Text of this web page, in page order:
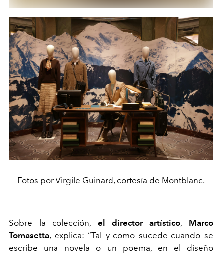
Fotos por Virgile Guinard, cortesía de Montblanc.
Sobre la colección, el director artístico, Marco
Tomasetta, explica: “Tal y como sucede cuando se
escribe una novela o un poema, en el diseño